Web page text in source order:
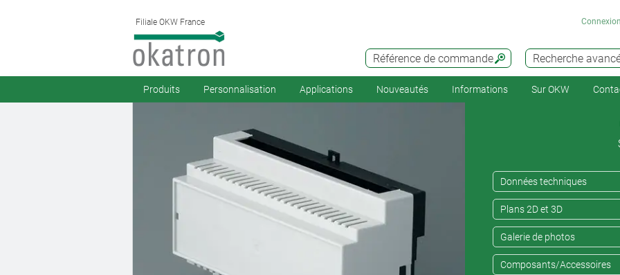
Filiale OKW France
Recherche
Référence de commande
Connexion
Produits Personnalisation Applications Nouveautés Informations Sur OKW
Données techniques
Plans 2D et 3D
Galerie de photos
Composants/Accessoires